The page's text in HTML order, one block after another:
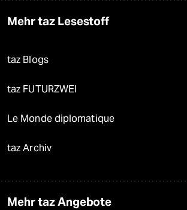
Mehr taz Lesestoff
taz Blogs
taz FUTURZWEI
Le Monde diplomatique
taz Archiv
Mehr taz Angebote